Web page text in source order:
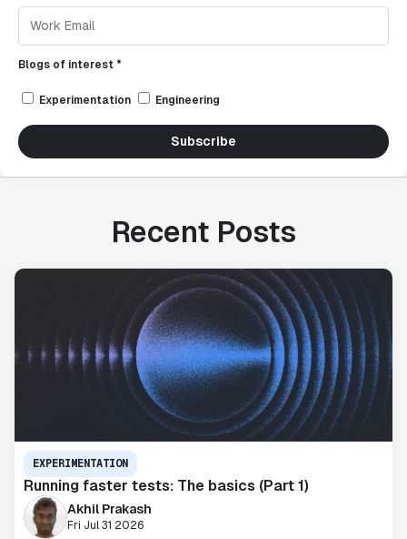
Blogs of interest *
Experimentation Engineering
Subscribe
Recent Posts
EXPERIMENTATION
Running faster tests: The basics (Part 1)
Akhil Prakash
Fri Jul 31 2026